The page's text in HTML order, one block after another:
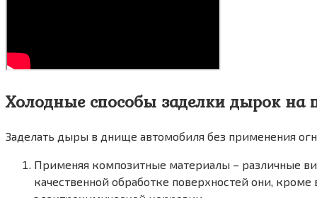
Холодные способы заделки дырок на
Заделать дыры в днище автомобиля без применения
Применяя композитные материалы – различные
качественной обработке поверхностей они,